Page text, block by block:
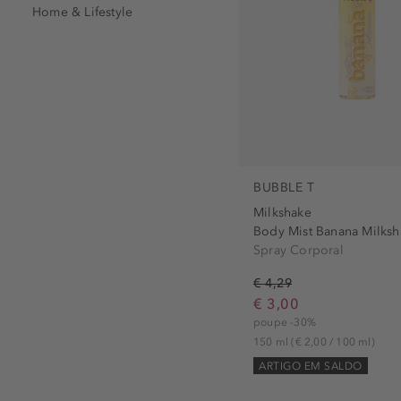
Home & Lifestyle
BUBBLE T
Milkshake
Body Mist Banana
Spray Corporal
€ 4,29
€ 3,00
poupe -30%
150 ml(€ 2,00 / 100 ml)
ARTIGO EM SALDO